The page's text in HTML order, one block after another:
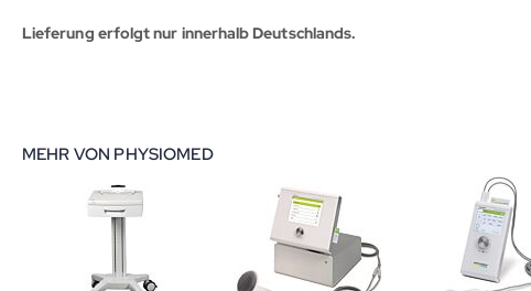
Lieferung erfolgt nur innerhalb Deutschlands.
MEHR VON PHYSIOMED